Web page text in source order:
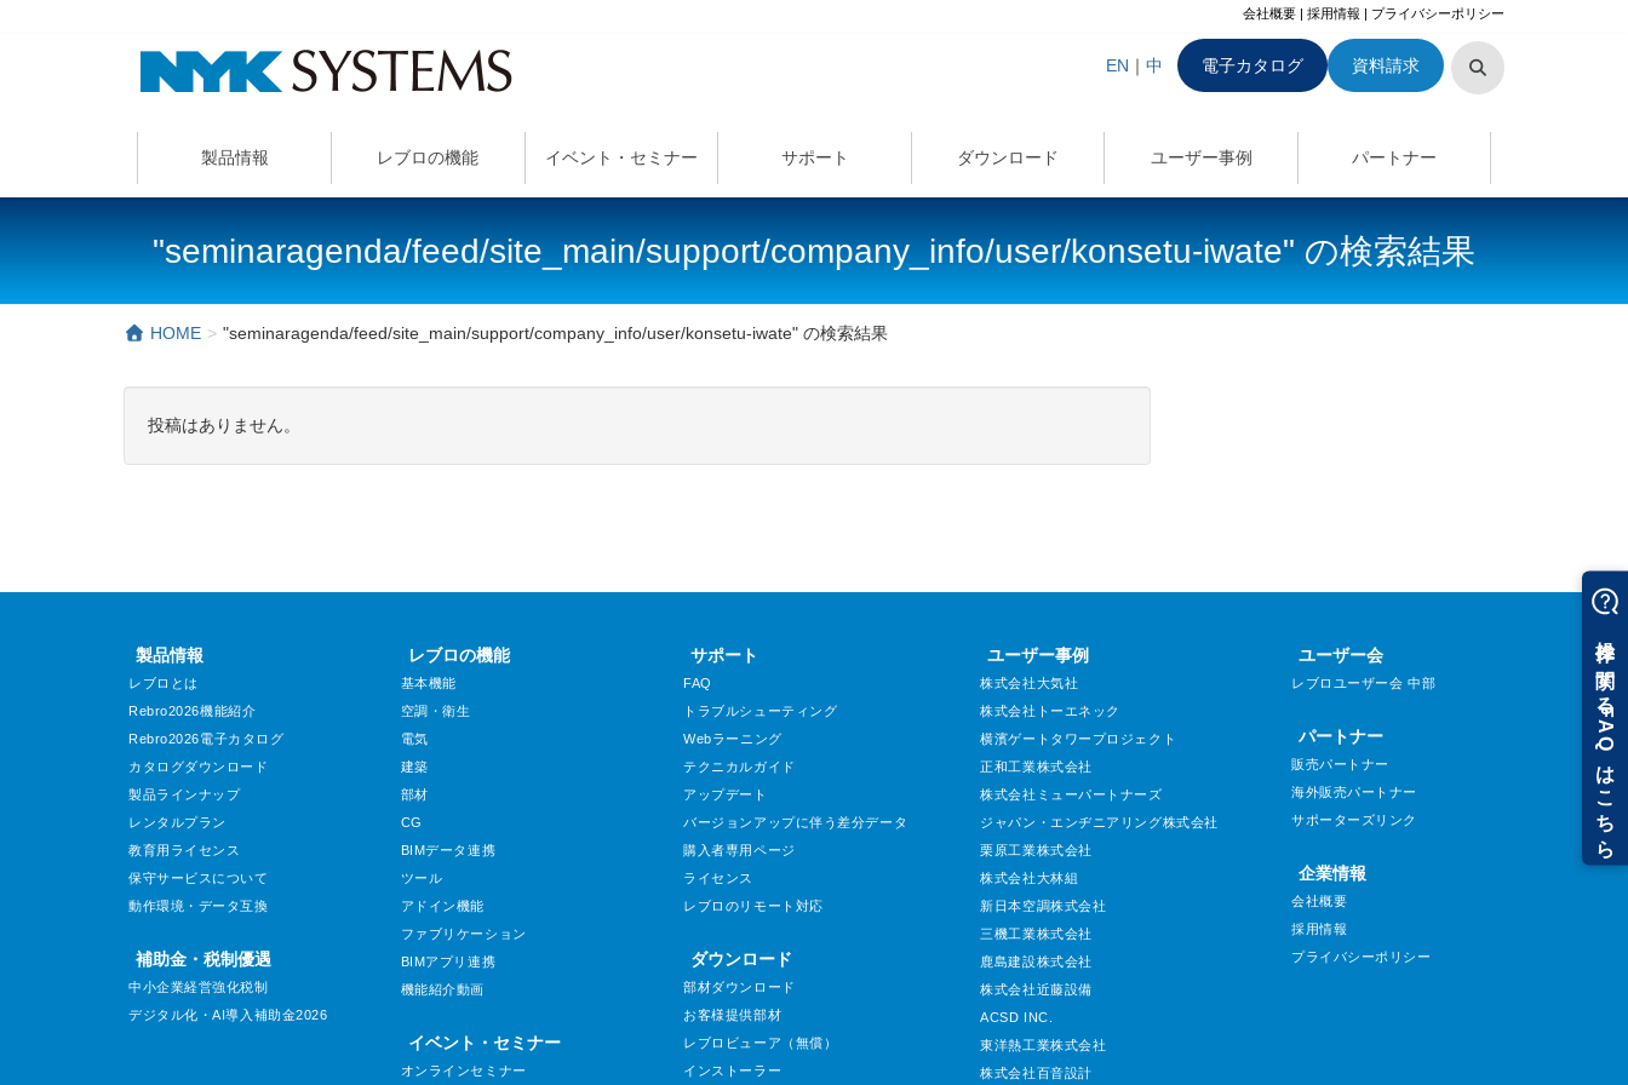
会社概要 | 採用情報 | プライバシーポリシー
EN ｜ 中 電子カタログ 資料請求
製品情報 レブロの機能 イベント・セミナー サポート ダウンロード ユーザー事例 パートナー
"seminaragenda/feed/site_main/support/company_info/user/konsetu-iwate" の検索結果
HOME "seminaragenda/feed/site_main/support/company_info/user/konsetu-iwate" の検索結果
投稿はありません。
製品情報
レブロとは
Rebro2026機能紹介
Rebro2026電子カタログ
カタログダウンロード
製品ラインナップ
レンタルプラン
教育用ライセンス
保守サービスについて
動作環境・データ互換
補助金・税制優遇
中小企業経営強化税制
デジタル化・AI導入補助金2026
レブロの機能
基本機能
空調・衛生
電気
建築
部材
CG
BIMデータ連携
ツール
アドイン機能
ファブリケーション
BIMアプリ連携
機能紹介動画
イベント・セミナー
オンラインセミナー
サポート
FAQ
トラブルシューティング
Webラーニング
テクニカルガイド
アップデート
バージョンアップに伴う差分データ
購入者専用ページ
ライセンス
レブロのリモート対応
ダウンロード
部材ダウンロード
お客様提供部材
レブロビューア（無償）
インストーラー
ユーザー事例
株式会社大気社
株式会社トーエネック
横濱ゲートタワープロジェクト
正和工業株式会社
株式会社ミューパートナーズ
ジャパン・エンヂニアリング株式会社
栗原工業株式会社
株式会社大林組
新日本空調株式会社
三機工業株式会社
鹿島建設株式会社
株式会社近藤設備
ACSD INC.
東洋熱工業株式会社
株式会社百音設計
ユーザー会
レブロユーザー会 中部
パートナー
販売パートナー
海外販売パートナー
サポーターズリンク
企業情報
会社概要
採用情報
プライバシーポリシー